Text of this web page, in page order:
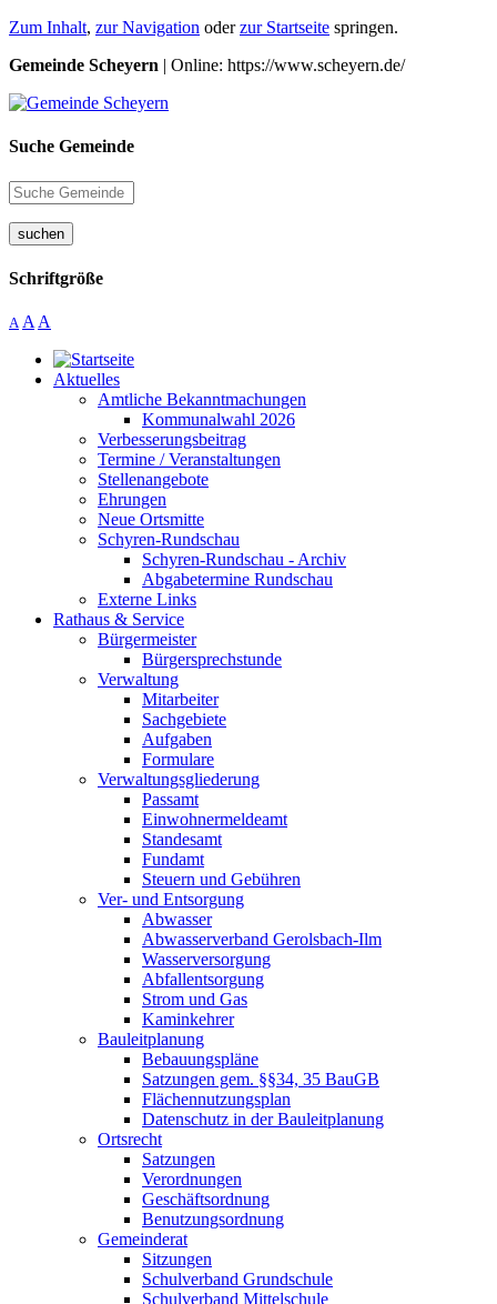
Zum Inhalt, zur Navigation oderzur Startseite springen.
Gemeinde Scheyern | Online: https://www.scheyern.de/
Suche Gemeinde
suchen
Schriftgröße
A A A
Aktuelles
Amtliche Bekanntmachungen
Kommunalwahl 2026
Verbesserungsbeitrag
Termine / Veranstaltungen
Stellenangebote
Ehrungen
Neue Ortsmitte
Schyren-Rundschau
Schyren-Rundschau - Archiv
Abgabetermine Rundschau
Externe Links
Rathaus & Service
Bürgermeister
Bürgersprechstunde
Verwaltung
Mitarbeiter
Sachgebiete
Aufgaben
Formulare
Verwaltungsgliederung
Passamt
Einwohnermeldeamt
Standesamt
Fundamt
Steuern und Gebühren
Ver- und Entsorgung
Abwasser
Abwasserverband Gerolsbach-Ilm
Wasserversorgung
Abfallentsorgung
Strom und Gas
Kaminkehrer
Bauleitplanung
Bebauungspläne
Satzungen gem. §§34, 35 BauGB
Flächennutzungsplan
Datenschutz in der Bauleitplanung
Ortsrecht
Satzungen
Verordnungen
Geschäftsordnung
Benutzungsordnung
Gemeinderat
Sitzungen
Schulverband Grundschule
Schulverband Mittelschule